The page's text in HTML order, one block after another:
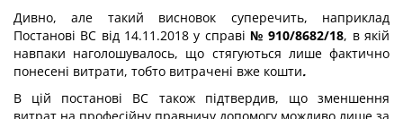
Дивно, але такий висновок суперечить, наприклад
Постанові ВС від 14.11.2018 у справі № 910/8682/18, в якій
навпаки наголошувалось, що стягуються лише фактично
понесені витрати, тобто витрачені вже кошти.
В цій постанові ВС також підтвердив, що зменшення